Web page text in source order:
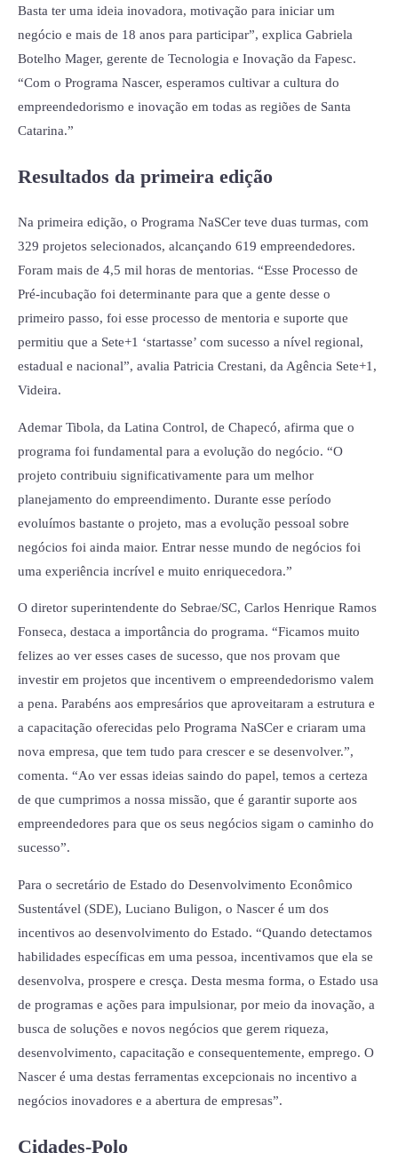
Basta ter uma ideia inovadora, motivação para iniciar um
negócio e mais de 18 anos para participar”, explica Gabriela
Botelho Mager, gerente de Tecnologia e Inovação da Fapesc.
“Com o Programa Nascer, esperamos cultivar a cultura do
empreendedorismo e inovação em todas as regiões de Santa
Catarina.”
Resultados da primeira edição
Na primeira edição, o Programa NaSCer teve duas turmas, com
329 projetos selecionados, alcançando 619 empreendedores.
Foram mais de 4,5 mil horas de mentorias. “Esse Processo de
Pré-incubação foi determinante para que a gente desse o
primeiro passo, foi esse processo de mentoria e suporte que
permitiu que a Sete+1 ‘startasse’ com sucesso a nível regional,
estadual e nacional”, avalia Patricia Crestani, da Agência Sete+1,
Videira.
Ademar Tibola, da Latina Control, de Chapecó, afirma que o
programa foi fundamental para a evolução do negócio. “O
projeto contribuiu significativamente para um melhor
planejamento do empreendimento. Durante esse período
evoluímos bastante o projeto, mas a evolução pessoal sobre
negócios foi ainda maior. Entrar nesse mundo de negócios foi
uma experiência incrível e muito enriquecedora.”
O diretor superintendente do Sebrae/SC, Carlos Henrique Ramos
Fonseca, destaca a importância do programa. “Ficamos muito
felizes ao ver esses cases de sucesso, que nos provam que
investir em projetos que incentivem o empreendedorismo valem
a pena. Parabéns aos empresários que aproveitaram a estrutura e
a capacitação oferecidas pelo Programa NaSCer e criaram uma
nova empresa, que tem tudo para crescer e se desenvolver.”,
comenta. “Ao ver essas ideias saindo do papel, temos a certeza
de que cumprimos a nossa missão, que é garantir suporte aos
empreendedores para que os seus negócios sigam o caminho do
sucesso”.
Para o secretário de Estado do Desenvolvimento Econômico
Sustentável (SDE), Luciano Buligon, o Nascer é um dos
incentivos ao desenvolvimento do Estado. “Quando detectamos
habilidades específicas em uma pessoa, incentivamos que ela se
desenvolva, prospere e cresça. Desta mesma forma, o Estado usa
de programas e ações para impulsionar, por meio da inovação, a
busca de soluções e novos negócios que gerem riqueza,
desenvolvimento, capacitação e consequentemente, emprego. O
Nascer é uma destas ferramentas excepcionais no incentivo a
negócios inovadores e a abertura de empresas”.
Cidades-Polo